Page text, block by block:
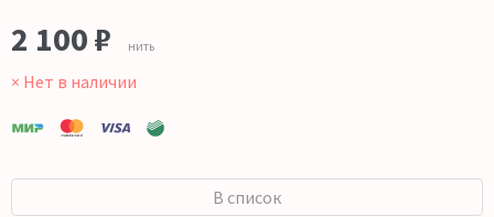
2 100 ₽ нить
× Нет в наличии
В список